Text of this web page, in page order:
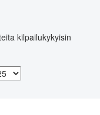
kilpailukykyisin